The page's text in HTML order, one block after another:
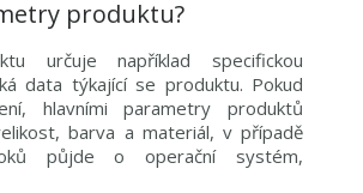
produktu?
určuje například specifickou
data týkající se produktu. Pokud
hlavními parametry produktů
barva a materiál, v případě
půjde o operační systém,